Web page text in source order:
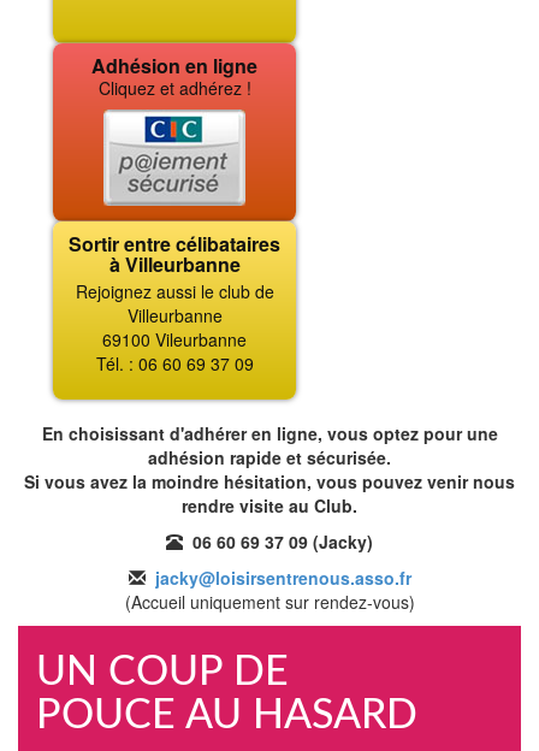
Adhésion en ligne
Cliquez et adhérez !
Sortir entre célibataires
à Villeurbanne
Rejoignez aussi le club de
Villeurbanne
69100 Vileurbanne
Tél. : 06 60 69 37 09
En choisissant d'adhérer en ligne, vous optez pour une
adhésion rapide et sécurisée.
Si vous avez la moindre hésitation, vous pouvez venir nous
rendre visite au Club.
06 60 69 37 09 (Jacky)
jacky@loisirsentrenous.asso.fr
(Accueil uniquement sur rendez-vous)
UN COUP DE
POUCE AU HASARD